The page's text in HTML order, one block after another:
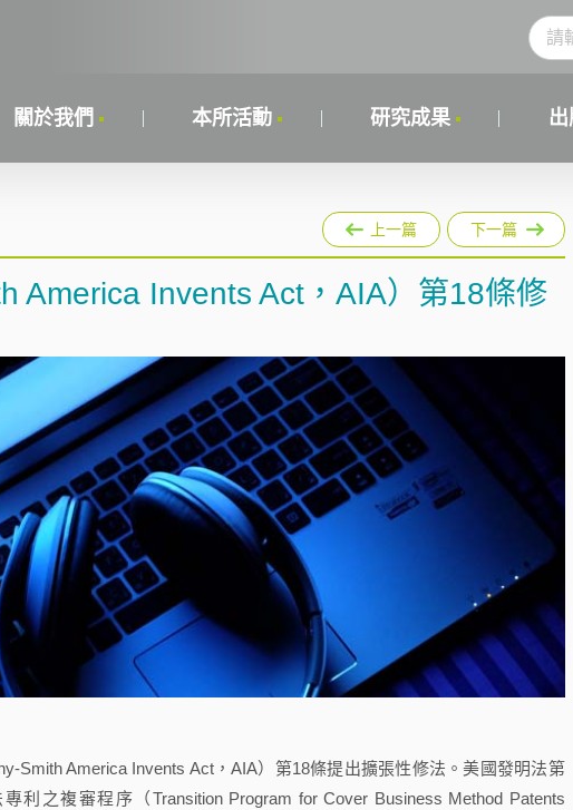
關於我們 本所活動 研究成果
上一篇 下一篇
America Invents Act，AIA）第18條修
America Invents Act，AIA）第18條提出擴張性修法。美國發明法第
之複審程序（Transition Program for Cover Business Method Patents